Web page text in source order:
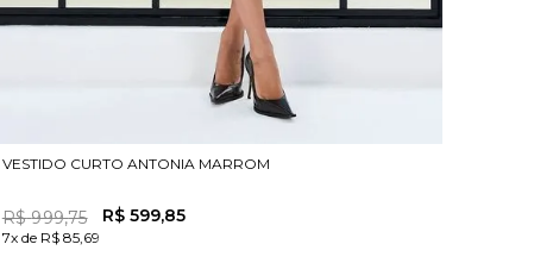
VESTIDO CURTO ANTONIA MARROM
R$ 999,75 R$ 599,85
7x de R$ 85,69